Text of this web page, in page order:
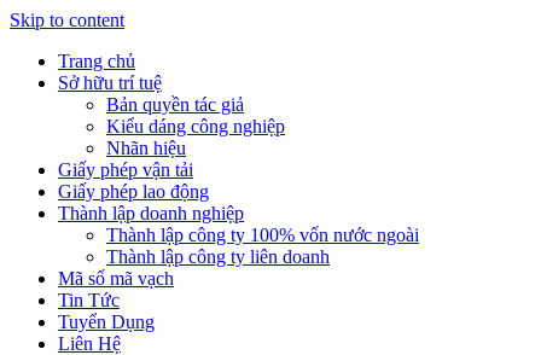
Skip to content
Trang chủ
Sở hữu trí tuệ
Bản quyền tác giả
Kiểu dáng công nghiệp
Nhãn hiệu
Giấy phép vận tải
Giấy phép lao động
Thành lập doanh nghiệp
Thành lập công ty 100% vốn nước ngoài
Thành lập công ty liên doanh
Mã số mã vạch
Tin Tức
Tuyển Dụng
Liên Hệ